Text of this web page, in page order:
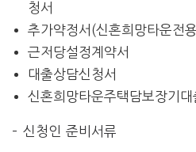
청서
추가약정서(신혼희망타운전
근저당설정계약서
대출상담신청서
신혼희망타운주택담보장기대
– 신청인 준비서류